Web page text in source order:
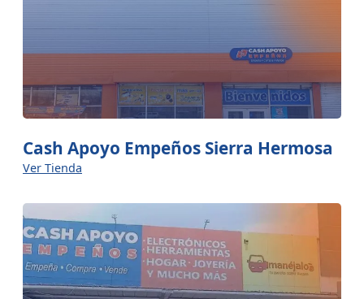
Cash Apoyo Empeños Sierra Hermosa
Ver Tienda